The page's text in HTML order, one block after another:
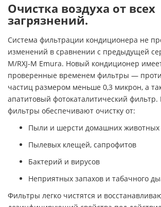
Очистка воздуха от всех
загрязнений.
Система фильтрации кондиционера не
изменений в сравнении с предыдущей
M/RXJ-M Emura. Новый кондиционер
проверенные временем фильтры —
частиц размером меньше 0,3 микрон, а
апатитовый фотокаталитический фильтр.
фильтры обеспечивают очистку от:
Пыли и шерсти домашних животных
Пылевых клещей, сапрофитов
Бактерий и вирусов
Неприятных запахов и табачного
Фильтры легко чистятся и